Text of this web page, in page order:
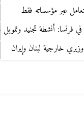
عبر مؤسساته فقط
في فرنسا: أنشطة تجنيد
خارجية لبنان وإيران